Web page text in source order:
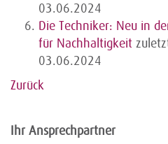
03.06.2024
Die Techniker: Neu in
für Nachhaltigkeit
03.06.2024
Zurück
Ihr Ansprechpartner